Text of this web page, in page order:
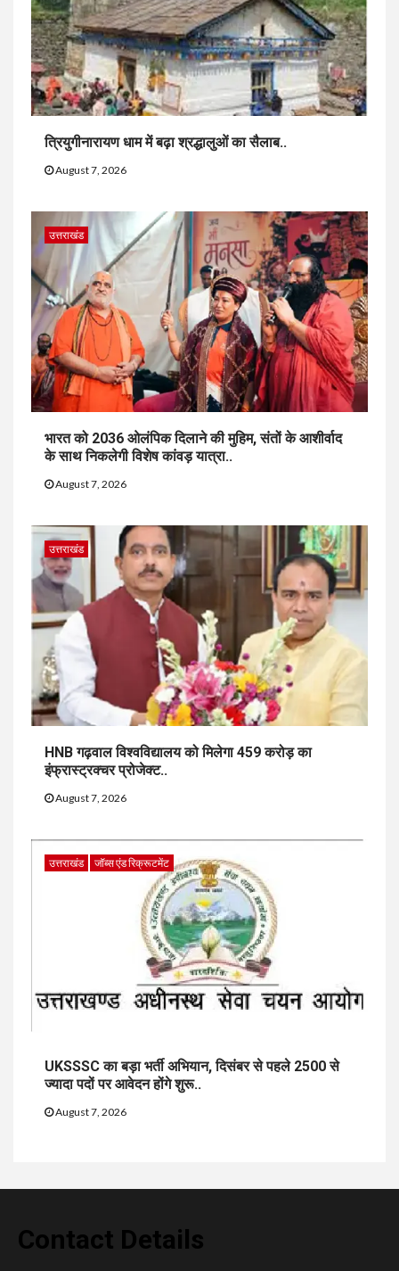
त्रियुगीनारायण धाम में बढ़ा श्रद्धालुओं का सैलाब..
August 7, 2026
उत्तराखंड
भारत को 2036 ओलंपिक दिलाने की मुहिम, संतों के आशीर्वाद
के साथ निकलेगी विशेष कांवड़ यात्रा..
August 7, 2026
उत्तराखंड
HNB गढ़वाल विश्वविद्यालय को मिलेगा 459 करोड़ का
इंफ्रास्ट्रक्चर प्रोजेक्ट..
August 7, 2026
उत्तराखंड जॉब्स एंड रिक्रूटमेंट
UKSSSC का बड़ा भर्ती अभियान, दिसंबर से पहले 2500 से
ज्यादा पदों पर आवेदन होंगे शुरू..
August 7, 2026
Contact Details